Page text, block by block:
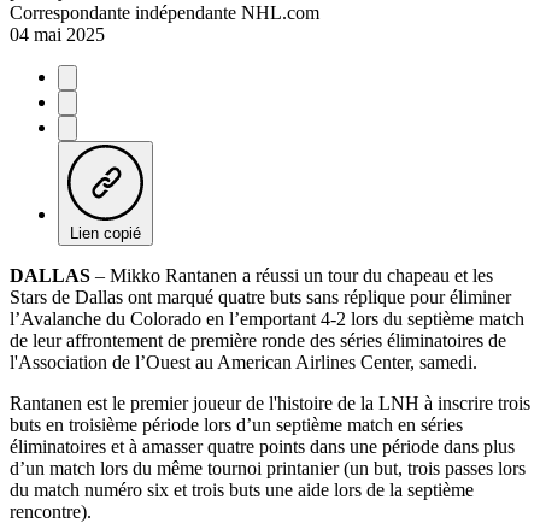
Correspondante indépendante NHL.com
04 mai 2025
Lien copié
DALLAS – Mikko Rantanen a réussi un tour du chapeau et les
Stars de Dallas ont marqué quatre buts sans réplique pour éliminer
l’Avalanche du Colorado en l’emportant 4-2 lors du septième match
de leur affrontement de première ronde des séries éliminatoires de
l'Association de l’Ouest au American Airlines Center, samedi.
Rantanen est le premier joueur de l'histoire de la LNH à inscrire trois
buts en troisième période lors d’un septième match en séries
éliminatoires et à amasser quatre points dans une période dans plus
d’un match lors du même tournoi printanier (un but, trois passes lors
du match numéro six et trois buts une aide lors de la septième
rencontre).